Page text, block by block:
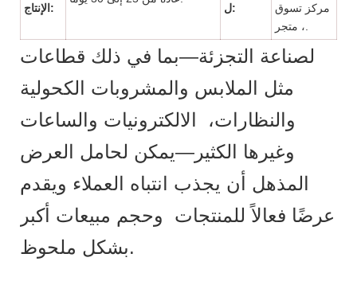
الإنتاج:
ل:
مركز تسوق
لصناعة التجزئة—بما في ذلك قطاعات
مثل الملابس والمشروبات الكحولية
والنظارات، الالكترونيات والساعات
وغيرها الكثير—يمكن لحامل العرض
المذهل أن يجذب انتباه العملاء ويقدم
عرضًا فعالاً للمنتجات وحجم مبيعات أكبر
بشكل ملحوظ.